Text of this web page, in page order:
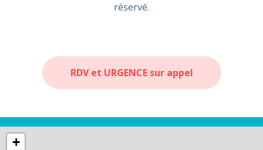
réservé.
RDV et URGENCE sur appel
+